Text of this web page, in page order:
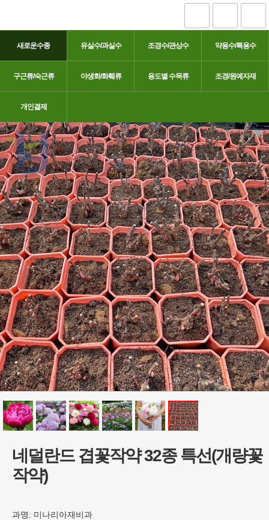
새로운수종 유실수/과실수 조경수/관상수 약용수/특용수
구근류/숙근류 야생화/화훼류 용도별 수목류 조경/원예자재
개인결제
네덜란드 겹꽃작약 32종 특선(개량꽃
작약)
과명: 미나리아재비과